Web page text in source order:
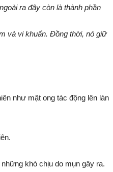
ra đây còn là thành phần
và vi khuẩn. Đồng thời, nó giữ
như mật ong tác động lên làn
khó chịu do mụn gây ra.